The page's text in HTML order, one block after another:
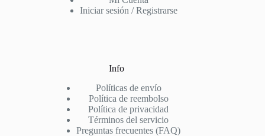
Iniciar sesión / Registrarse
Info
Políticas de envío
Política de reembolso
Política de privacidad
Términos del servicio
Preguntas frecuentes (FAQ)